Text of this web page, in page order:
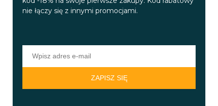
nie łączy się z innymi promocjami.
ZAPISZ SIĘ